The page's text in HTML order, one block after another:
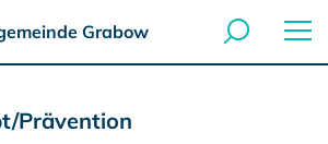
Grabow
Prävention